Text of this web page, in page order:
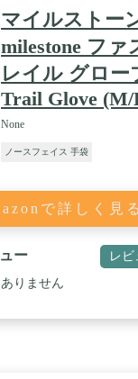
ることもなく、快適
掌部分は防撥水素材
ので、ご注意ください
防水はできません、
ん。 / 【滑り止め加工
滑り止め加工がされ
、動きを邪魔するこ
、車を運転、ランニ
め、気温5度以上お勧
マイルストー
milestone ファ
レイル グロー
Trail Glove
None
ノースフェイス 手袋
で詳しく見る
ー レビ
りません